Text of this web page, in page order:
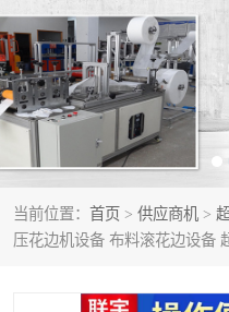
当前位置： 首页 > 供应商机 >
压花边机设备 布料滚花边设备
压花定型机以及压花模具
高频热合机
超声波复合压花机
3040凹凸压花机